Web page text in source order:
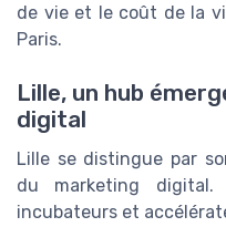
de vie et le coût de la
Paris.
Lille, un hub
digital
Lille se distingue par
du marketing digital.
incubateurs et